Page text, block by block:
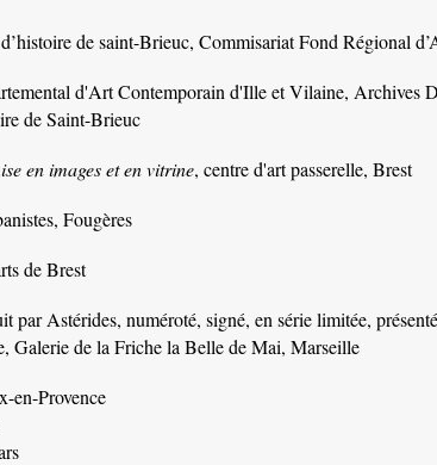
de saint-Brieuc, Commisariat Fond Régional
d'Art Contemporain d'Ille et Vilaine, Archives
de Saint-Brieuc
en images et en vitrine, centre d'art passerelle, Brest
Fougères
de Brest
Astérides, numéroté, signé, en série limitée,
de la Friche la Belle de Mai, Marseille
en-Provence